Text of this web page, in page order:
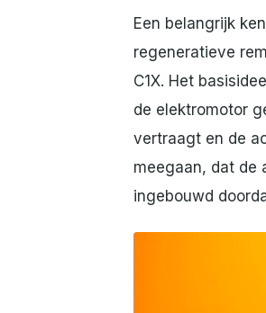
Een belangrijk
regeneratieve
C1X. Het
de elektromotor
vertraagt en de
meegaan, dat de
ingebouwd